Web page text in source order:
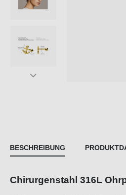
BESCHREIBUNG
Chirurgenstahl 316L